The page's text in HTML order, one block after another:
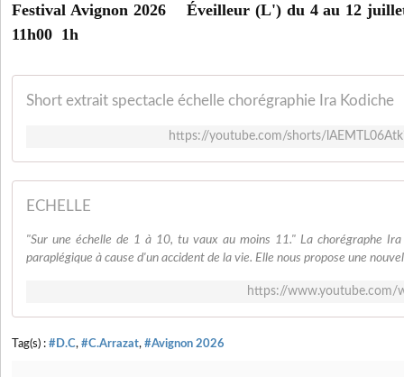
Festival Avignon 2026 Éveilleur (L') du 4 au 12
11h00 1h
Short extrait spectacle échelle chorégraphie Ira Kodiche
https://youtube.com/shorts/
ECHELLE
"Sur une échelle de 1 à 10, tu vaux au moins 11." La chorégraphe
paraplégique à cause d'un accident de la vie. Elle nous propose une
https://www.youtube.com/
Tag(s) : #D.C, #C.Arrazat, #Avignon 2026